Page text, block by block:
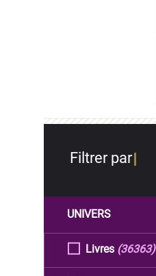
Filtrer par
UNIVERS
Livres (36363)